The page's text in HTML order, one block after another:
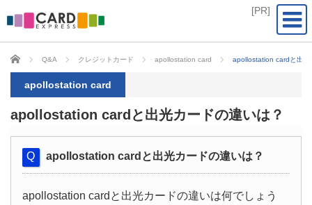
CARD EXPRESS
Q&A クレジットカード apollostation card apollostation cardと出光
apollostation card
apollostation cardと出光カードの違いは？
apollostation cardと出光カードの違いは？
apollostation cardと出光カードの違いは何でしょう